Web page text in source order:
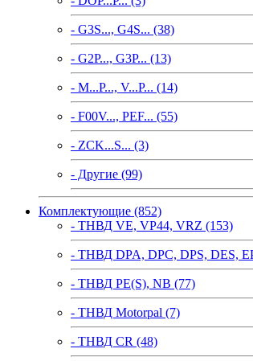
- G3S..., G4S... (38)
- G2P..., G3P... (13)
- M...P..., V...P... (14)
- F00V..., PEF... (55)
- ZCK...S... (3)
- Другие (99)
Комплектующие (852)
- ТНВД VE, VP44, VRZ (153)
- ТНВД DPA, DPC, DPS, DES,
- ТНВД PE(S), NB (77)
- ТНВД Motorpal (7)
- ТНВД CR (48)